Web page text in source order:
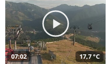
07:02 17,7 °C